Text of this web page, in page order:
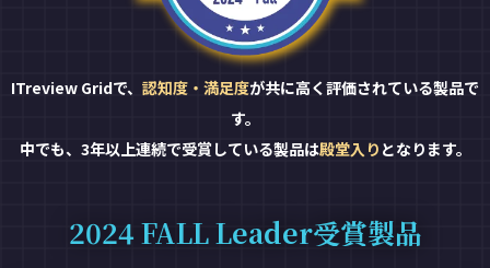
ITreview Gridで、 認知度・満足度が共に高く評価されている製品で
す。
中でも、3年以上連続で受賞している製品は殿堂入り となります。
2024 FALL Leader受賞製品